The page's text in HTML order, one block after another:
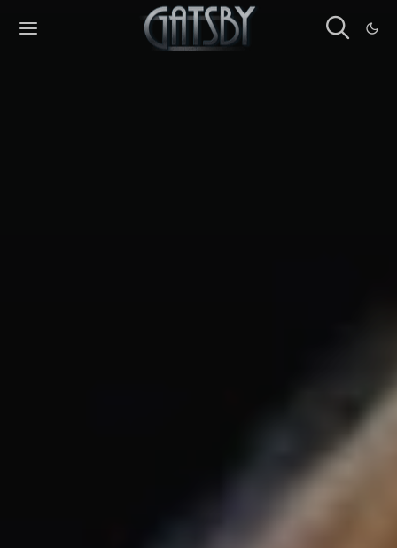
Cookies management panel